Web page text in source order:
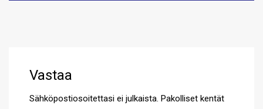
Vastaa
Sähköpostiosoitettasi ei julkaista. Pakolliset kentät